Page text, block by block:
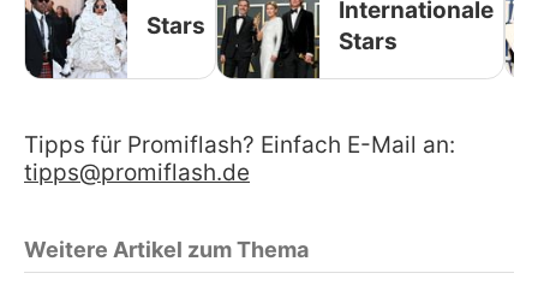
Stars
Internationale
Stars
Tipps für Promiflash? Einfach E-Mail an:
tipps@promiflash.de
Weitere Artikel zum Thema